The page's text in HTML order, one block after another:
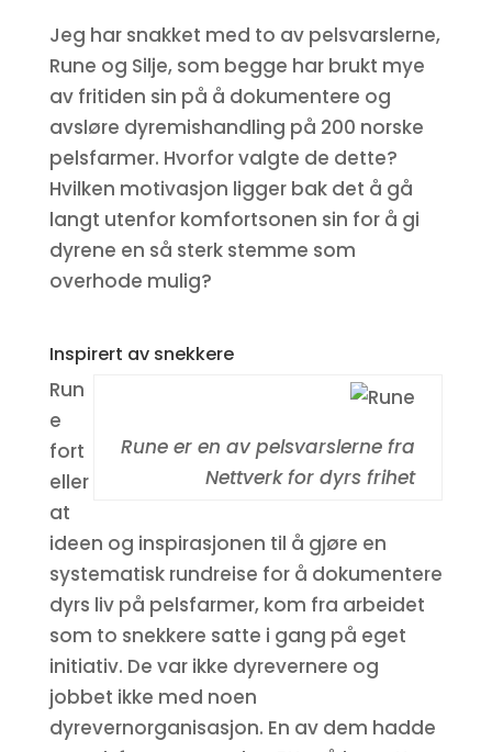
Jeg har snakket med to av pelsvarslerne,
Rune og Silje, som begge har brukt mye
av fritiden sin på å dokumentere og
avsløre dyremishandling på 200 norske
pelsfarmer. Hvorfor valgte de dette?
Hvilken motivasjon ligger bak det å gå
langt utenfor komfortsonen sin for å gi
dyrene en så sterk stemme som
overhode mulig?
Inspirert av snekkere
Rune er en av pelsvarslerne fra
Nettverk for dyrs frihet
Run
e
fort
eller
at
ideen og inspirasjonen til å gjøre en
systematisk rundreise for å dokumentere
dyrs liv på pelsfarmer, kom fra arbeidet
som to snekkere satte i gang på eget
initiativ. De var ikke dyrevernere og
jobbet ikke med noen
dyrevernorganisasjon. En av dem hadde